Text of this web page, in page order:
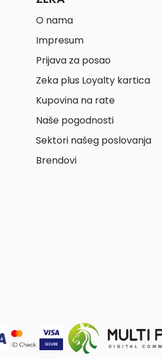
O nama
Impresum
Prijava za posao
Zeka plus Loyalty kartica
Kupovina na rate
Naše pogodnosti
Sektori našeg poslovanja
Brendovi